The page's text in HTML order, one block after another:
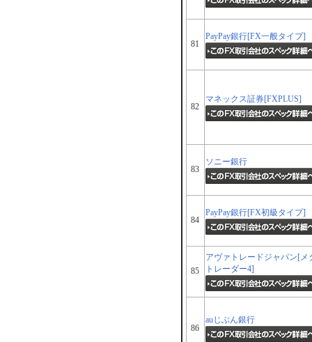
81
PayPay銀行[FX一般タイプ]
82
マネックス証券[FXPLUS]
83
ソニー銀行
84
PayPay銀行[FX初級タイプ]
85
アヴァトレードジャパン[メ
トレーダー4]
86
auじぶん銀行